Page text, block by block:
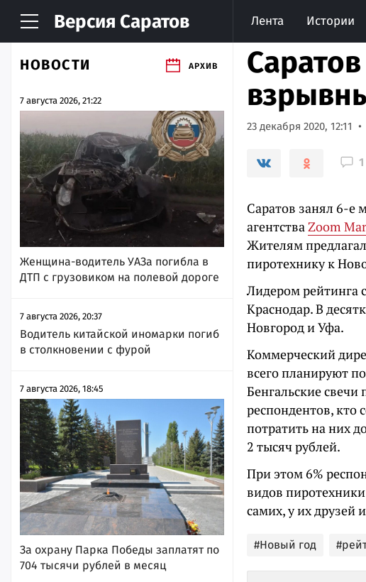
Версия Саратов Лента Истории
НОВОСТИ АРХИВ
7 августа 2026, 21:22
Женщина-водитель УАЗа погибла в
ДТП с грузовиком на полевой дороге
7 августа 2026, 20:37
Водитель китайской иномарки погиб
в столкновении с фурой
7 августа 2026, 18:45
За охрану Парка Победы заплатят по
704 тысячи рублей в месяц
23 декабря 2020, 12:11
1
Саратов занял 6-е
агентстваZoom
Жителям
пиротехнику к
Лидером рейтинга
Краснодар. В
Новгород и Уфа.
Коммерческий
всего планируют
Бенгальские
респондентов, кто
потратить на них
2 тысяч рублей.
При этом 6%
видов
самих, у их друзей
#Новый год